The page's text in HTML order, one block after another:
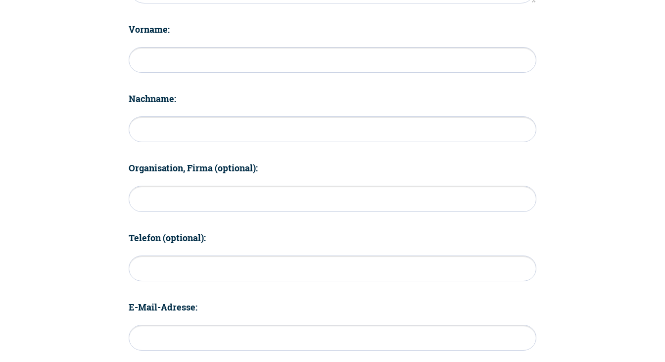
Vorname:
Nachname:
Organisation, Firma (optional):
Telefon (optional):
E-Mail-Adresse: